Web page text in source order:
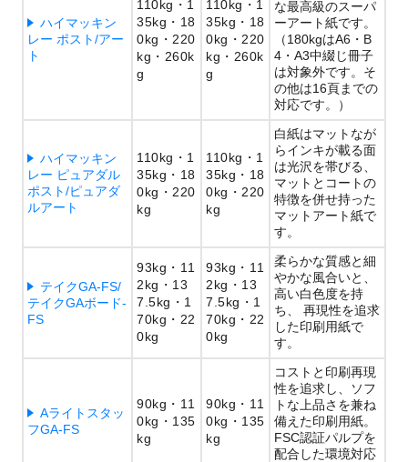
ハイマッキン
レー ポスト/アー
ト
110kg
1
35kg
18
0kg
220
kg
260k
g
110kg
1
35kg
18
0kg
220
kg
260k
g
な最高級のスーパ
ーアート紙です。
（180kgはA6・B
4・A3中綴じ冊子
は対象外です。そ
の他は16頁までの
対応です。）
ハイマッキン
レー ピュアダル
ポスト/ピュアダ
ルアート
110kg
1
35kg
18
0kg
220
kg
110kg
1
35kg
18
0kg
220
kg
白紙はマットなが
らインキが載る面
は光沢を帯びる、
マットとコートの
特徴を併せ持った
マットアート紙で
す。
テイクGA-FS/
テイクGAボード-
FS
93kg
11
2kg
13
7.5kg
1
70kg
22
0kg
93kg
11
2kg
13
7.5kg
1
70kg
22
0kg
柔らかな質感と細
やかな風合いと、
高い白色度を持
ち、 再現性を追求
した印刷用紙で
す。
Aライトスタッ
フGA-FS
90kg
11
0kg
135
kg
90kg
11
0kg
135
kg
コストと印刷再現
性を追求し、ソフ
トな上品さを兼ね
備えた印刷用紙。
FSC認証パルプを
配合した環境対応